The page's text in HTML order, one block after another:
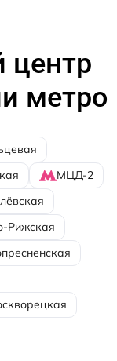
центр
метро
МЦД-2
Рижская